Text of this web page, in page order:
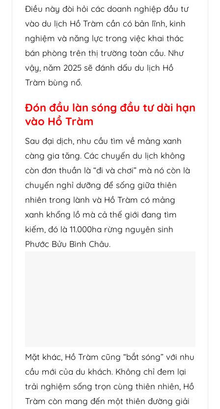
Điều này đòi hỏi các doanh nghiệp đầu tư
vào du lịch Hồ Tràm cần có bản lĩnh, kinh
nghiệm và năng lực trong việc khai thác
bán phòng trên thị trường toàn cầu. Như
vậy, năm 2025 sẽ đánh dấu du lịch Hồ
Tràm bùng nổ.
Đón đầu làn sóng đầu tư dài hạn
vào Hồ Tràm
Sau đại dịch, nhu cầu tìm về mảng xanh
càng gia tăng. Các chuyến du lịch không
còn đơn thuần là “đi và chơi” mà nó còn là
chuyến nghỉ dưỡng để sống giữa thiên
nhiên trong lành và Hồ Tràm có mảng
xanh khổng lồ mà cả thế giới đang tìm
kiếm, đó là 11.000ha rừng nguyên sinh
Phước Bửu Bình Châu.
Mặt khác, Hồ Tràm cũng “bắt sóng” với nhu
cầu mới của du khách. Không chỉ đem lại
trải nghiệm sống trọn cùng thiên nhiên, Hồ
Tràm còn mang đến một thiên đường giải